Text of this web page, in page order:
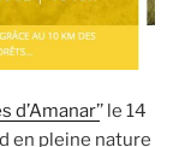
d’Amanar’’ le 14
en pleine nature